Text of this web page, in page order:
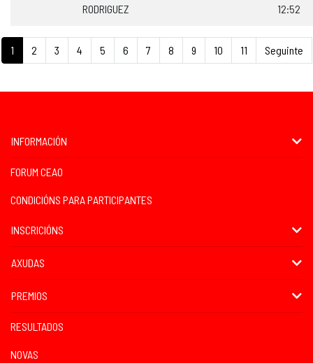
RODRIGUEZ 12:52
1 2 3 4 5 6 7 8 9 10 11 Seguinte
INFORMACIÓN
FORUM CEAO
CONDICIÓNS PARA PARTICIPANTES
INSCRICIÓNS
AXUDAS
PREMIOS
RESULTADOS
NOVAS